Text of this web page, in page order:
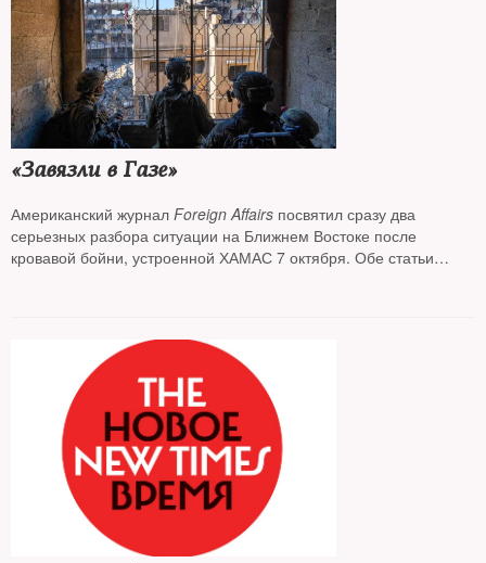
«Завязли в Газе»
Американский журнал Foreign Affairs посвятил сразу два
серьезных разбора ситуации на Ближнем Востоке после
кровавой бойни, устроенной ХАМАС 7 октября. Обе статьи